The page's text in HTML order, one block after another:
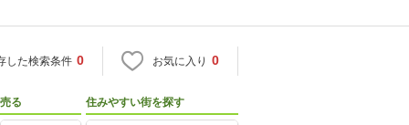
した検索条件 0 お気に入り 0
売る 住みやすい街を探す